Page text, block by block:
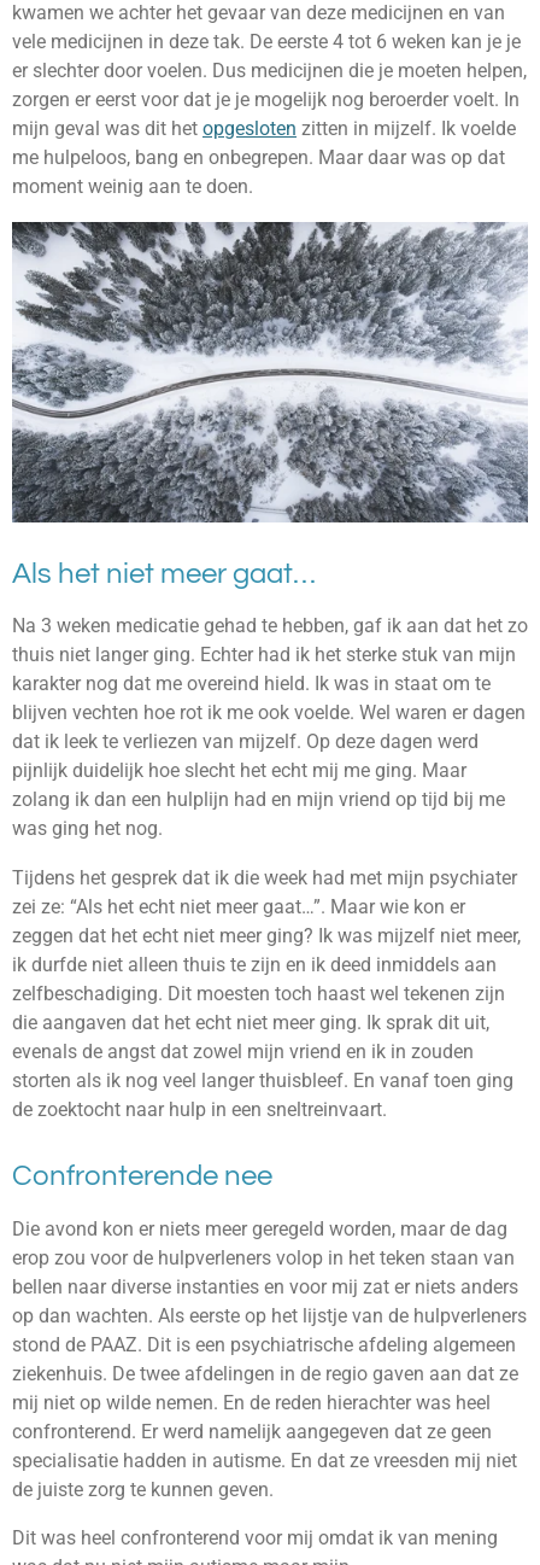
kwamen we achter het gevaar van deze medicijnen en van
vele medicijnen in deze tak. De eerste 4 tot 6 weken kan je je
er slechter door voelen. Dus medicijnen die je moeten helpen,
zorgen er eerst voor dat je je mogelijk nog beroerder voelt. In
mijn geval was dit het opgesloten zitten in mijzelf. Ik voelde
me hulpeloos, bang en onbegrepen. Maar daar was op dat
moment weinig aan te doen.
Als het niet meer gaat…
Na 3 weken medicatie gehad te hebben, gaf ik aan dat het zo
thuis niet langer ging. Echter had ik het sterke stuk van mijn
karakter nog dat me overeind hield. Ik was in staat om te
blijven vechten hoe rot ik me ook voelde. Wel waren er dagen
dat ik leek te verliezen van mijzelf. Op deze dagen werd
pijnlijk duidelijk hoe slecht het echt mij me ging. Maar
zolang ik dan een hulplijn had en mijn vriend op tijd bij me
was ging het nog.
Tijdens het gesprek dat ik die week had met mijn psychiater
zei ze: “Als het echt niet meer gaat…”. Maar wie kon er
zeggen dat het echt niet meer ging? Ik was mijzelf niet meer,
ik durfde niet alleen thuis te zijn en ik deed inmiddels aan
zelfbeschadiging. Dit moesten toch haast wel tekenen zijn
die aangaven dat het echt niet meer ging. Ik sprak dit uit,
evenals de angst dat zowel mijn vriend en ik in zouden
storten als ik nog veel langer thuisbleef. En vanaf toen ging
de zoektocht naar hulp in een sneltreinvaart.
Confronterende nee
Die avond kon er niets meer geregeld worden, maar de dag
erop zou voor de hulpverleners volop in het teken staan van
bellen naar diverse instanties en voor mij zat er niets anders
op dan wachten. Als eerste op het lijstje van de hulpverleners
stond de PAAZ. Dit is een psychiatrische afdeling algemeen
ziekenhuis. De twee afdelingen in de regio gaven aan dat ze
mij niet op wilde nemen. En de reden hierachter was heel
confronterend. Er werd namelijk aangegeven dat ze geen
specialisatie hadden in autisme. En dat ze vreesden mij niet
de juiste zorg te kunnen geven.
Dit was heel confronterend voor mij omdat ik van mening